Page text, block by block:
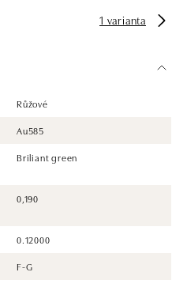
1 varianta
Růžové
Au585
Briliant green
0,190
0.12000
F-G